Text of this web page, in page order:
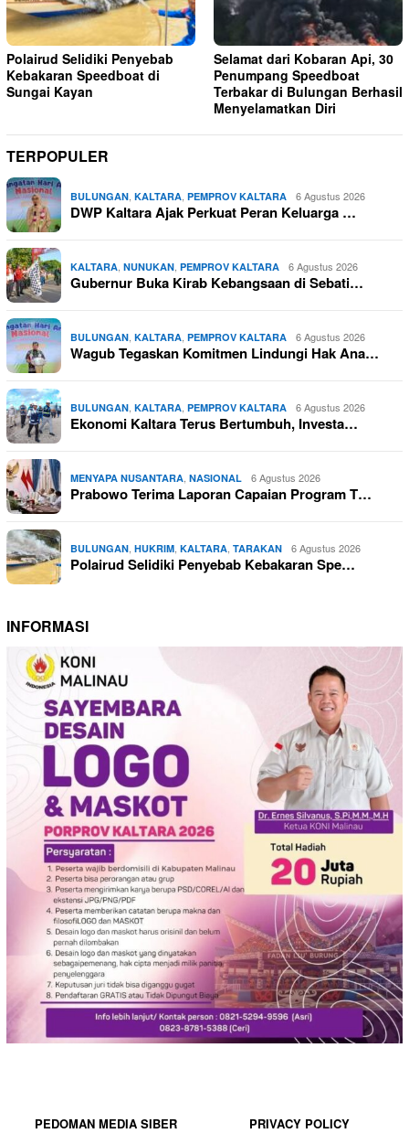
Polairud Selidiki Penyebab
Kebakaran Speedboat di
Sungai Kayan
Selamat dari Kobaran Api, 30
Penumpang Speedboat
Terbakar di Bulungan Berhasil
Menyelamatkan Diri
TERPOPULER
BULUNGAN KALTARA PEMPROV KALTARA 6 Agustus 2026
DWP Kaltara Ajak Perkuat Peran Keluarga …
KALTARA NUNUKAN PEMPROV KALTARA 6 Agustus 2026
Gubernur Buka Kirab Kebangsaan di Sebati…
BULUNGAN KALTARA PEMPROV KALTARA 6 Agustus 2026
Wagub Tegaskan Komitmen Lindungi Hak Ana…
BULUNGAN KALTARA PEMPROV KALTARA 6 Agustus 2026
Ekonomi Kaltara Terus Bertumbuh, Investa…
MENYAPA NUSANTARA NASIONAL 6 Agustus 2026
Prabowo Terima Laporan Capaian Program T…
BULUNGAN HUKRIM KALTARA TARAKAN 6 Agustus 2026
Polairud Selidiki Penyebab Kebakaran Spe…
INFORMASI
PEDOMAN MEDIA SIBER
PRIVACY POLICY